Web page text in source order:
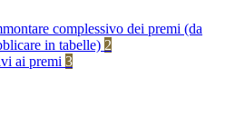
complessivo dei premi (da
in tabelle) 2
ai premi 3